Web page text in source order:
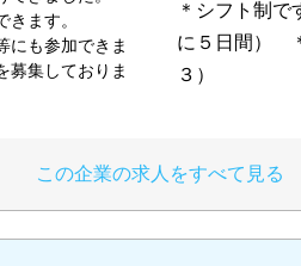
できます。
にも参加できま
集しておりま
＊シフト制
に５日間）
３）
この企業の求人をすべて見る